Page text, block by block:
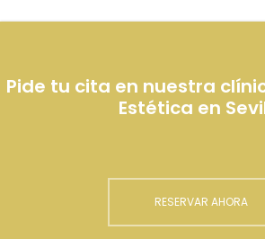
Pide tu cita en nuestra
Estética en
RESERVAR AHORA